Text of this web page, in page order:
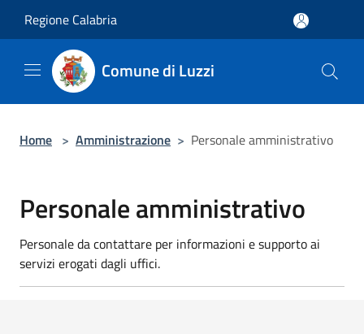
Regione Calabria
Comune di Luzzi
Home > Amministrazione > Personale amministrativo
Personale amministrativo
Personale da contattare per informazioni e supporto ai
servizi erogati dagli uffici.